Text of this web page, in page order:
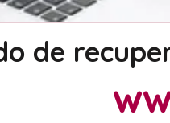
de